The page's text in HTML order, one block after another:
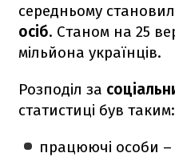
середньому
осіб. Станом на 25
мільйона українців.
Розподіл за
статистиці був таким:
працюючі особи –